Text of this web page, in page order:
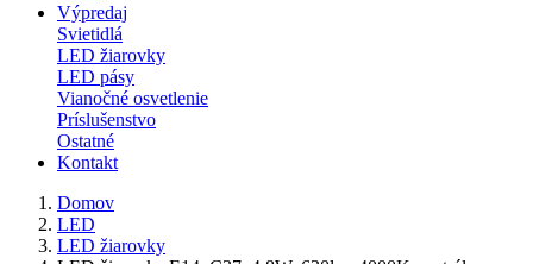
Výpredaj
Svietidlá
LED žiarovky
LED pásy
Vianočné osvetlenie
Príslušenstvo
Ostatné
Kontakt
Domov
LED
LED žiarovky